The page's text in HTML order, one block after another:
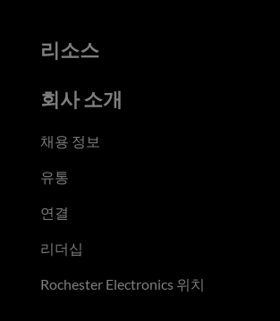
리소스
회사 소개
채용 정보
유통
연결
리더십
Rochester Electronics 위치